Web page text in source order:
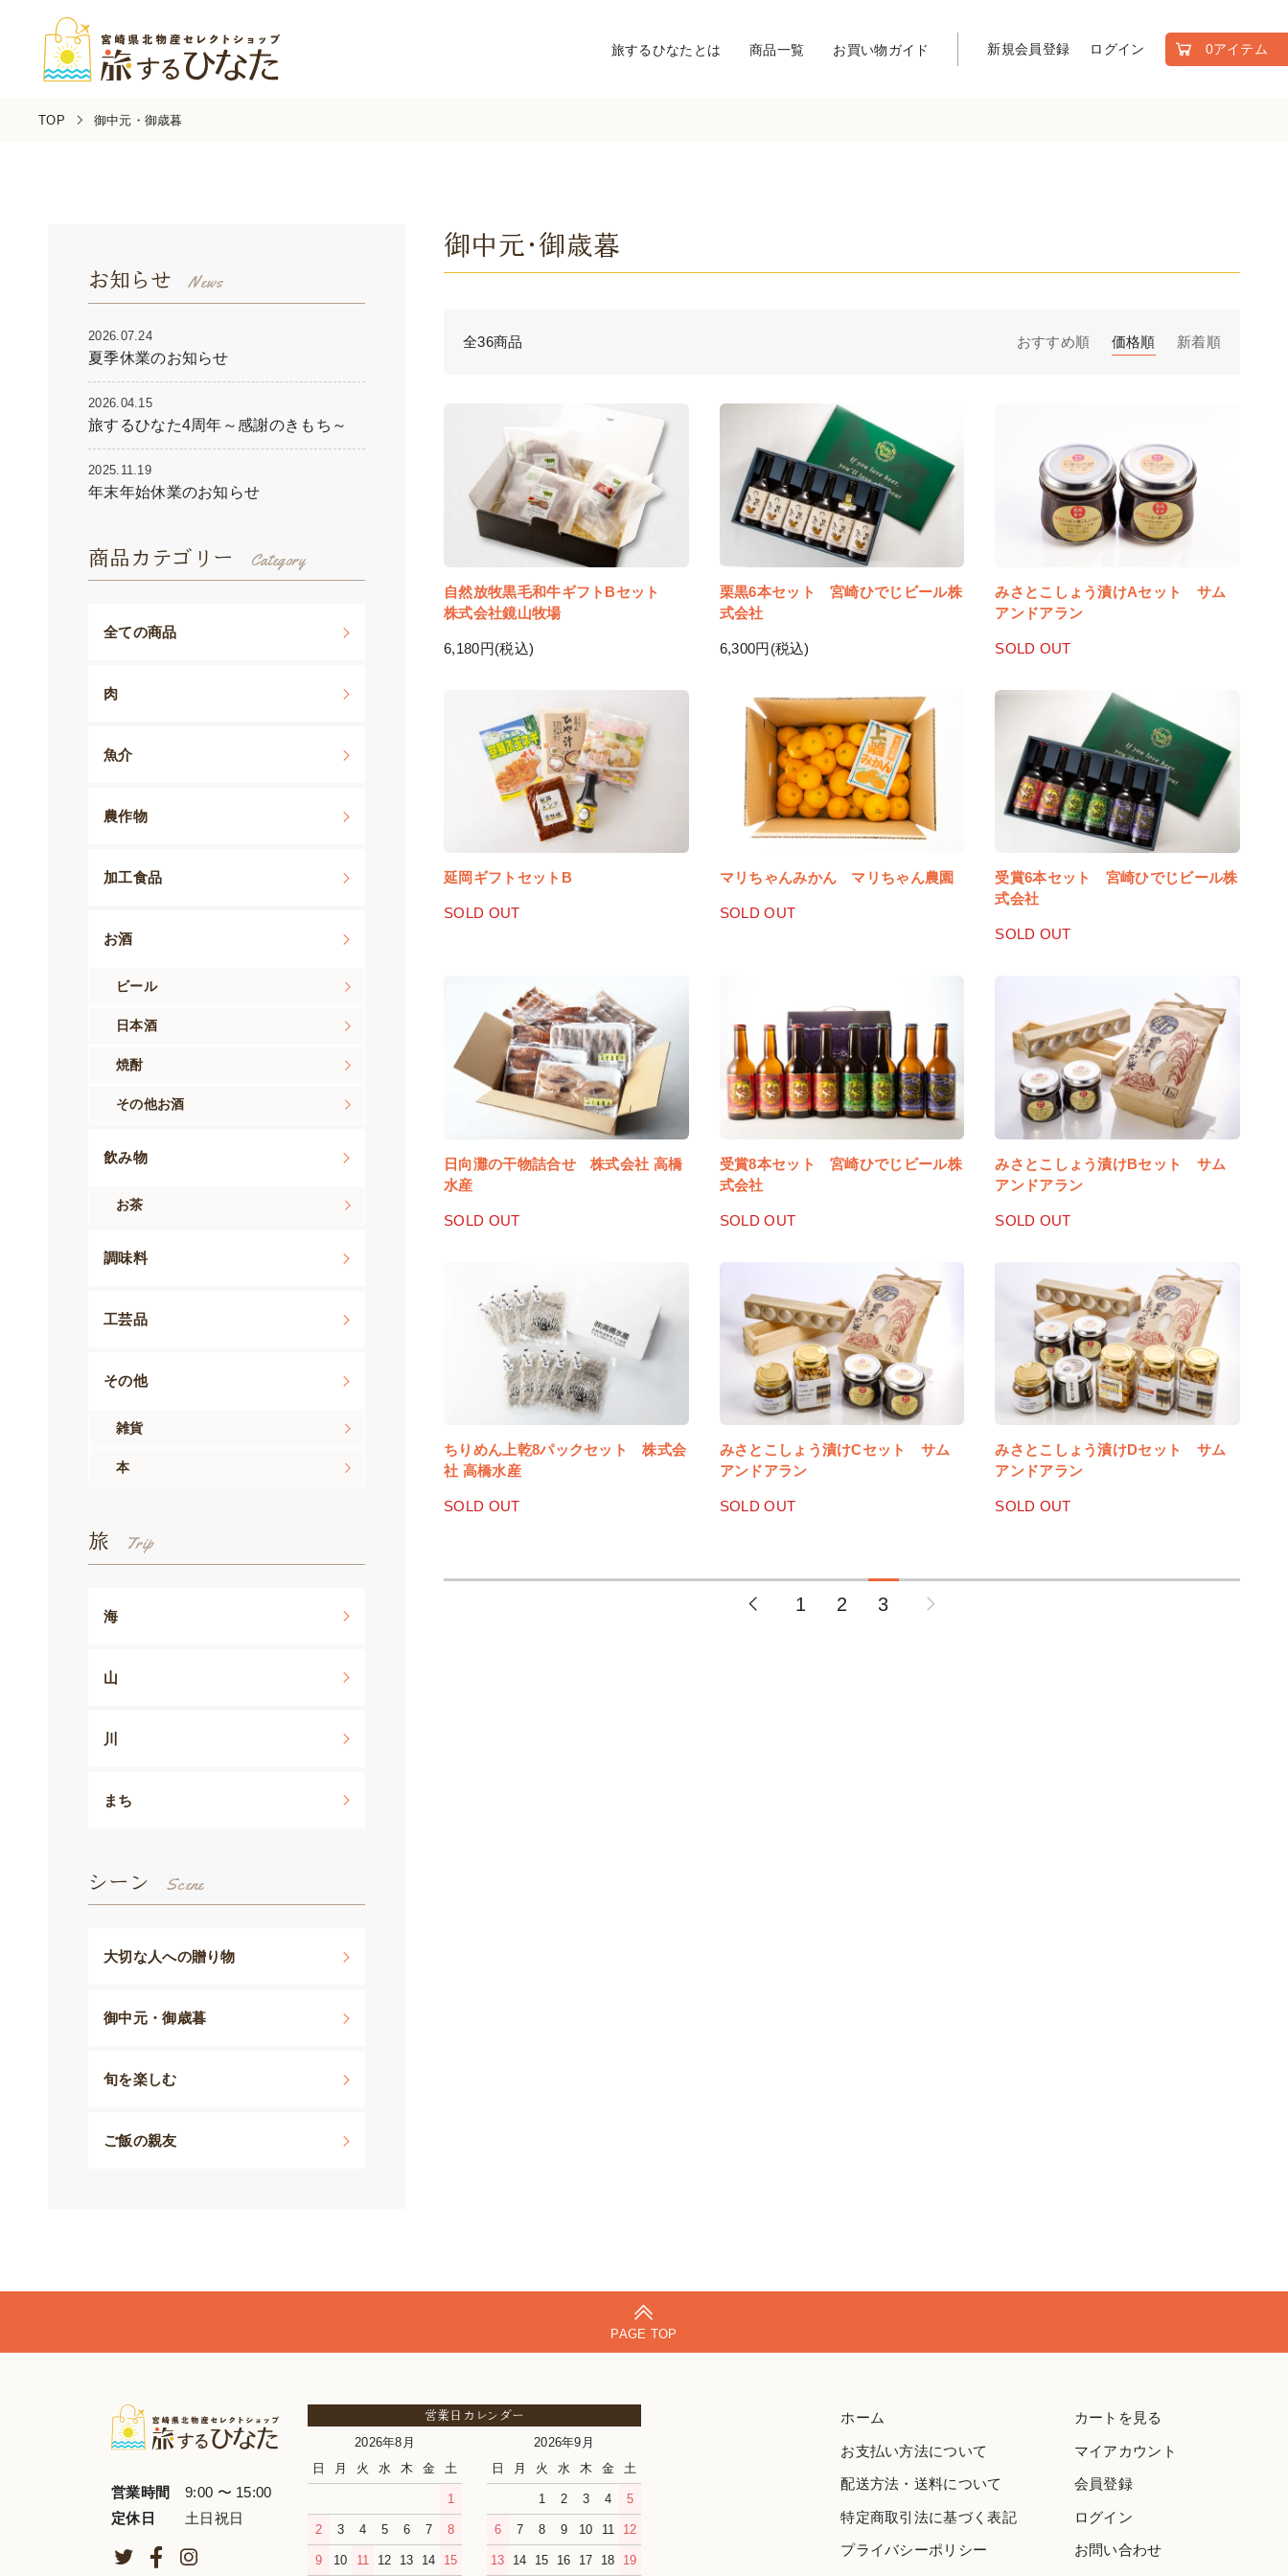
旅するひなたとは 商品一覧 お買い物ガイド 新規会員登録 ログイン 0アイテム
TOP 御中元・御歳暮
お知らせ
2026.07.24
夏季休業のお知らせ
2026.04.15
旅するひなた4周年～感謝のきもち～
2025.11.19
年末年始休業のお知らせ
商品カテゴリー
全ての商品
肉
魚介
農作物
加工食品
お酒
ビール
日本酒
焼酎
その他お酒
飲み物
お茶
調味料
工芸品
その他
雑貨
本
旅
海
山
川
まち
シーン
大切な人への贈り物
御中元・御歳暮
旬を楽しむ
ご飯の親友
御中元・御歳暮
全36商品 おすすめ順 価格順 新着順
自然放牧黒毛和牛ギフトBセット
株式会社鏡山牧場
6,180円(税込)
栗黒6本セット 宮崎ひでじビール株
式会社
6,300円(税込)
みさとこしょう漬けAセット サム
アンドアラン
SOLD OUT
延岡ギフトセットB
SOLD OUT
マリちゃんみかん マリちゃん農園
SOLD OUT
受賞6本セット 宮崎ひでじビール株
式会社
SOLD OUT
日向灘の干物詰合せ 株式会社 高橋
水産
SOLD OUT
受賞8本セット 宮崎ひでじビール株
式会社
SOLD OUT
みさとこしょう漬けBセット サム
アンドアラン
SOLD OUT
ちりめん上乾8パックセット 株式会
社 高橋水産
SOLD OUT
みさとこしょう漬けCセット サム
アンドアラン
SOLD OUT
みさとこしょう漬けDセット サム
アンドアラン
SOLD OUT
1 2 3
PAGE TOP
営業時間
9:00 〜 15:00
定休日
土日祝日
営業日カレンダー
2026年8月
日
月 火 水 木 金 土
1
2 3 4 5 6 7 8
9 10 11 12 13 14 15
2026年9月
日
月 火 水 木 金 土
1 2 3 4 5
6 7 8 9 10 11 12
13 14 15 16 17 18 19
ホーム
お支払い方法について
配送方法・送料について
特定商取引法に基づく表記
プライバシーポリシー
カートを見る
マイアカウント
会員登録
ログイン
お問い合わせ